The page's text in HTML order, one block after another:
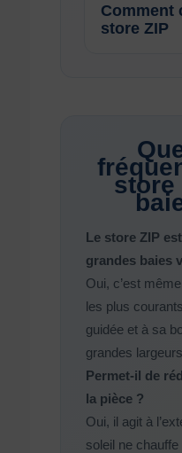
Comment
store ZIP
store
Le store ZIP
grandes baies
Oui, c’est
les plus
guidée et à sa
grandes
Permet-il de
la pièce ?
Oui, il agit à
soleil ne